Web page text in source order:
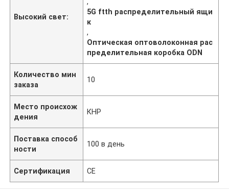
Высокий свет:
5G ftth распределительный ящи
к
,
Оптическая оптоволоконная рас
пределительная коробка ODN
Количество мин
заказа
10
Место происхож
дения
КНР
Поставка способ
ности
100 в день
Сертификация CE